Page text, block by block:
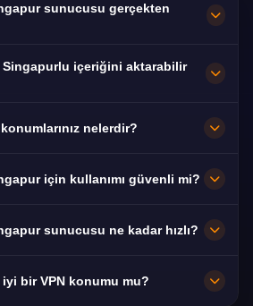
sunucusu gerçekten
Singapur sunucusu
Singapur'ün yüksek
Singapurlu içeriğini aktarabilir
GSD platformları için
nelerdir?
Woodlands'ta Singapur'ün
sunucular maksimum hız için
optimal performans için
için kullanımı güvenli mi?
sağlar. Ancak hükümetin
politikamız temel koruma
sunucusu ne kadar hızlı?
Sunucularımız 10Gbps,
bir VPN konumu mu?